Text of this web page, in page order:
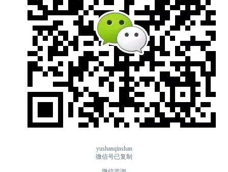
yushanqinshan
微信号已复制